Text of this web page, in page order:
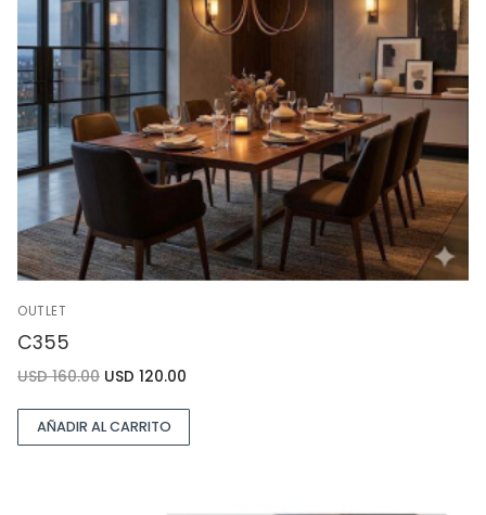
OUTLET
C355
USD160.00 USD 120.00
AÑADIR AL CARRITO